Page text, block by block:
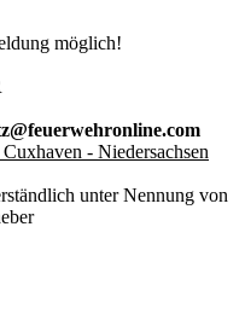
möglich!
- Niedersachsen
unter Nennung von